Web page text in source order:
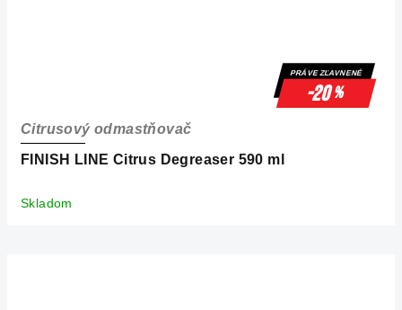
PRÁVE ZĽAVNENÉ
-20%
FINISH LINE Citrus Degreaser 590 ml
Citrusový odmastňovač
Skladom